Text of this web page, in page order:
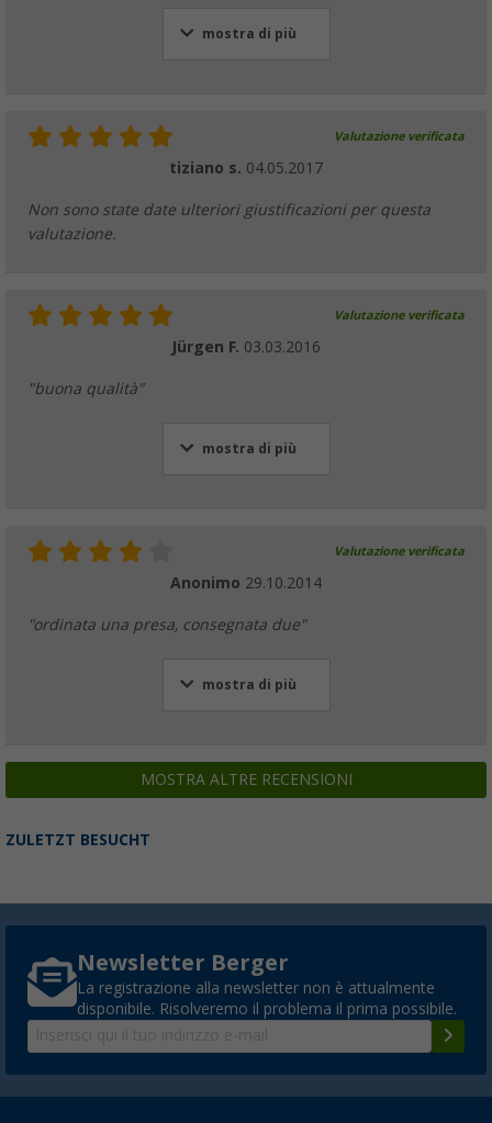
mostra di più
Valutazione verificata
tiziano s. 04.05.2017
Non sono state date ulteriori giustificazioni per questa
valutazione.
Valutazione verificata
Jürgen F. 03.03.2016
"buona qualità"
mostra di più
Valutazione verificata
Anonimo 29.10.2014
"ordinata una presa, consegnata due"
mostra di più
MOSTRA ALTRE RECENSIONI
ZULETZT BESUCHT
Newsletter Berger
La registrazione alla newsletter non è attualmente
disponibile. Risolveremo il problema il prima possibile.